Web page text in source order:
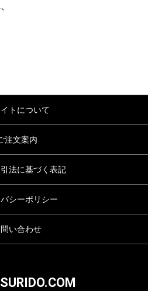
トについて
注文案内
法に基づく表記
シーポリシー
い合わせ